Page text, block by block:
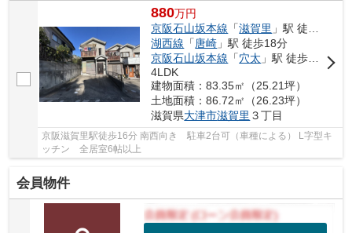
880万円
京阪石山坂本線 「滋賀里 」駅 徒歩16分
湖西線 「 唐崎 」駅 徒歩18分
京阪石山坂本線 「穴太 」駅 徒歩18分
4LDK
建物面積：83.35㎡（25.21坪）
土地面積：86.72㎡（26.23坪）
滋賀県大津市滋賀里 ３丁目
京阪滋賀里駅徒歩16分 南西向き 駐車2台可（車種による） L字型キ
ッチン 全居室6帖以上
会員物件